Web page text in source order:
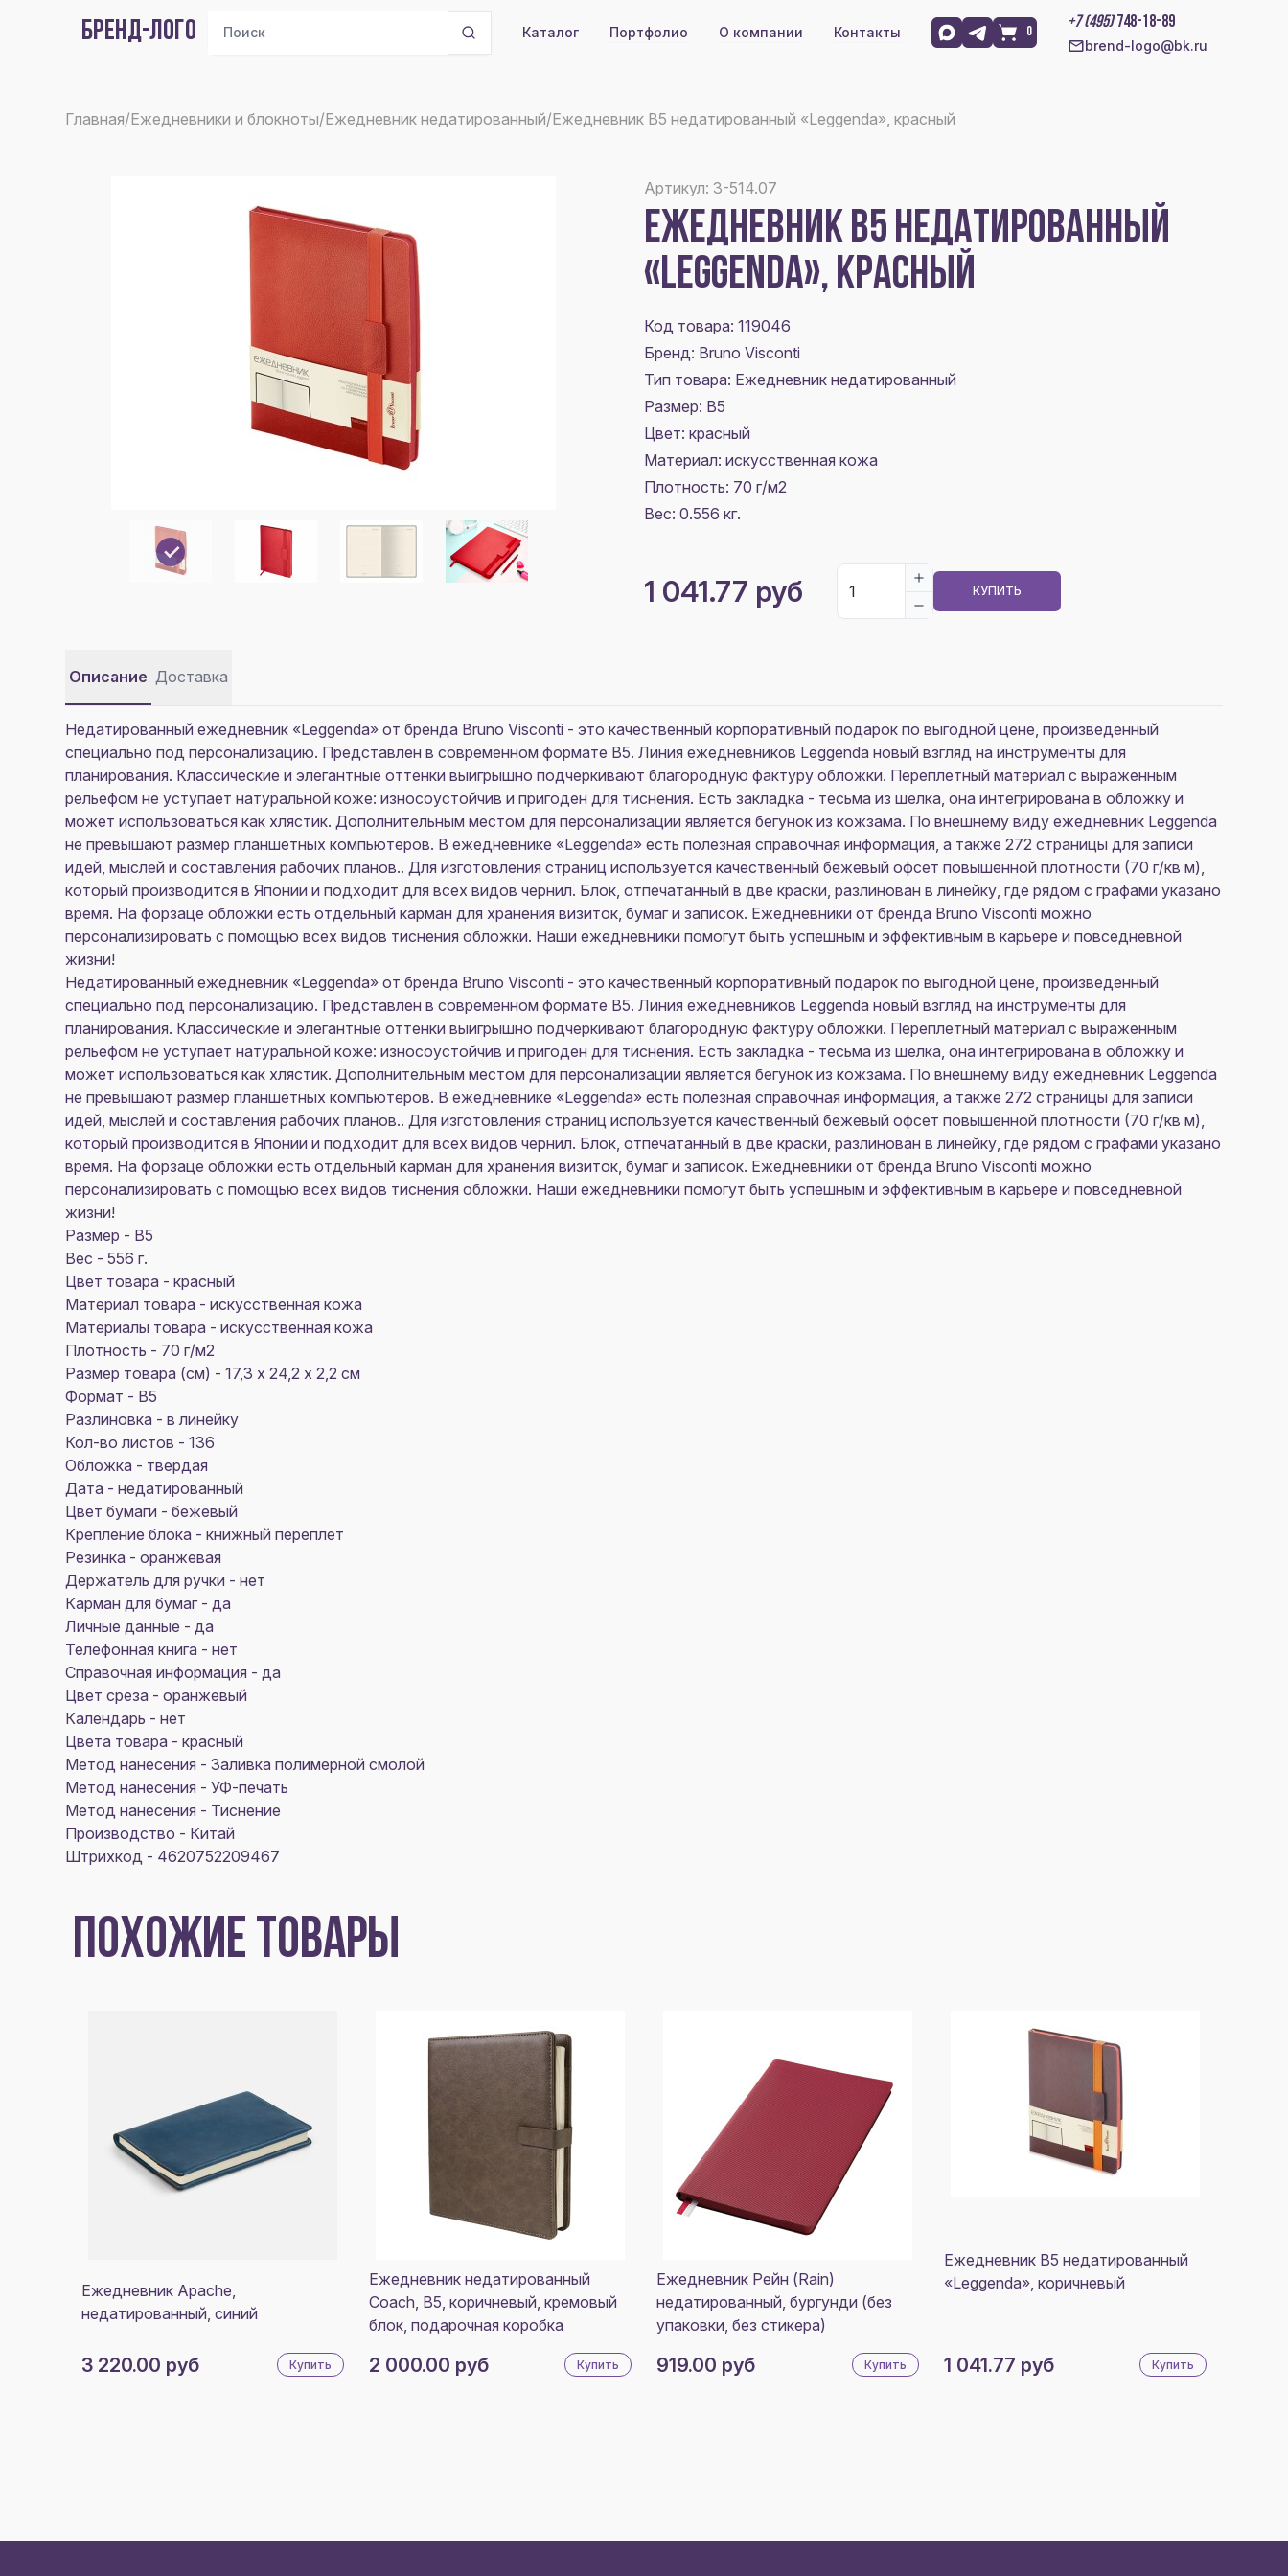
БРЕНД-ЛОГО Каталог Портфолио О компании Контакты 0
+7 (495)748-18-89
brend-logo@bk.ru
Главная/Ежедневники и блокноты/Ежедневник недатированный/Ежедневник В5 недатированный «Leggenda», красный
Артикул: 3-514.07
ЕЖЕДНЕВНИК В5 НЕДАТИРОВАННЫЙ
«LEGGENDA», КРАСНЫЙ
Код товара: 119046
Бренд: Bruno Visconti
Тип товара: Ежедневник недатированный
Размер: В5
Цвет: красный
Материал: искусственная кожа
Плотность: 70 г/м2
Вес: 0.556 кг.
1 041.77 руб КУПИТЬ
Описание Доставка
Недатированный ежедневник «Leggenda» от бренда Bruno Visconti - это качественный корпоративный подарок по выгодной цене, произведенный
специально под персонализацию. Представлен в современном формате B5. Линия ежедневников Leggenda новый взгляд на инструменты для
планирования. Классические и элегантные оттенки выигрышно подчеркивают благородную фактуру обложки. Переплетный материал с выраженным
рельефом не уступает натуральной коже: износоустойчив и пригоден для тиснения. Есть закладка - тесьма из шелка, она интегрирована в обложку и
может использоваться как хлястик. Дополнительным местом для персонализации является бегунок из кожзама. По внешнему виду ежедневник Leggenda
не превышают размер планшетных компьютеров. В ежедневнике «Leggenda» есть полезная справочная информация, а также 272 страницы для записи
идей, мыслей и составления рабочих планов.. Для изготовления страниц используется качественный бежевый офсет повышенной плотности (70 г/кв м),
который производится в Японии и подходит для всех видов чернил. Блок, отпечатанный в две краски, разлинован в линейку, где рядом с графами указано
время. На форзаце обложки есть отдельный карман для хранения визиток, бумаг и записок. Ежедневники от бренда Bruno Visconti можно
персонализировать с помощью всех видов тиснения обложки. Наши ежедневники помогут быть успешным и эффективным в карьере и повседневной
жизни!
Недатированный ежедневник «Leggenda» от бренда Bruno Visconti - это качественный корпоративный подарок по выгодной цене, произведенный
специально под персонализацию. Представлен в современном формате B5. Линия ежедневников Leggenda новый взгляд на инструменты для
планирования. Классические и элегантные оттенки выигрышно подчеркивают благородную фактуру обложки. Переплетный материал с выраженным
рельефом не уступает натуральной коже: износоустойчив и пригоден для тиснения. Есть закладка - тесьма из шелка, она интегрирована в обложку и
может использоваться как хлястик. Дополнительным местом для персонализации является бегунок из кожзама. По внешнему виду ежедневник Leggenda
не превышают размер планшетных компьютеров. В ежедневнике «Leggenda» есть полезная справочная информация, а также 272 страницы для записи
идей, мыслей и составления рабочих планов.. Для изготовления страниц используется качественный бежевый офсет повышенной плотности (70 г/кв м),
который производится в Японии и подходит для всех видов чернил. Блок, отпечатанный в две краски, разлинован в линейку, где рядом с графами указано
время. На форзаце обложки есть отдельный карман для хранения визиток, бумаг и записок. Ежедневники от бренда Bruno Visconti можно
персонализировать с помощью всех видов тиснения обложки. Наши ежедневники помогут быть успешным и эффективным в карьере и повседневной
жизни!
Размер - В5
Вес - 556 г.
Цвет товара - красный
Материал товара - искусственная кожа
Материалы товара - искусственная кожа
Плотность - 70 г/м2
Размер товара (см) - 17,3 х 24,2 х 2,2 см
Формат - B5
Разлиновка - в линейку
Кол-во листов - 136
Обложка - твердая
Дата - недатированный
Цвет бумаги - бежевый
Крепление блока - книжный переплет
Резинка - оранжевая
Держатель для ручки - нет
Карман для бумаг - да
Личные данные - да
Телефонная книга - нет
Справочная информация - да
Цвет среза - оранжевый
Календарь - нет
Цвета товара - красный
Метод нанесения - Заливка полимерной смолой
Метод нанесения - УФ-печать
Метод нанесения - Тиснение
Производство - Китай
Штрихкод - 4620752209467
ПОХОЖИЕ ТОВАРЫ
Ежедневник Apache,
недатированный, синий
3 220.00 руб Купить
Ежедневник недатированный
Coach, B5, коричневый, кремовый
блок, подарочная коробка
2 000.00 руб Купить
Ежедневник Рейн (Rain)
недатированный, бургунди (без
упаковки, без стикера)
919.00 руб Купить
Ежедневник В5 недатированный
«Leggenda», коричневый
1 041.77 руб Купить